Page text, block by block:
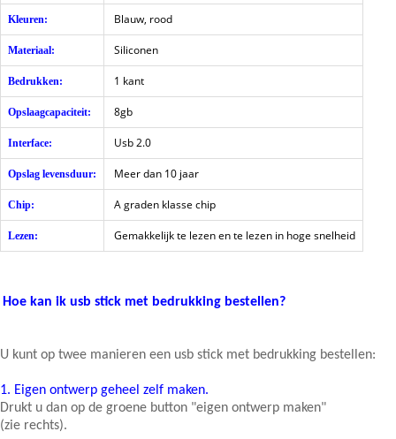
Kleuren: Blauw, rood
Materiaal: Siliconen
Bedrukken: 1 kant
Opslaagcapaciteit: 8gb
Interface: Usb 2.0
Opslag levensduur: Meer dan 10 jaar
Chip: A graden klasse chip
Lezen: Gemakkelijk te lezen en te lezen in hoge snelheid
Hoe kan ik usb stick met bedrukking bestellen?
U kunt op twee manieren een usb stick met bedrukking bestellen:
1. Eigen ontwerp geheel zelf maken.
Drukt u dan op de groene button "eigen ontwerp maken"
(zie rechts).